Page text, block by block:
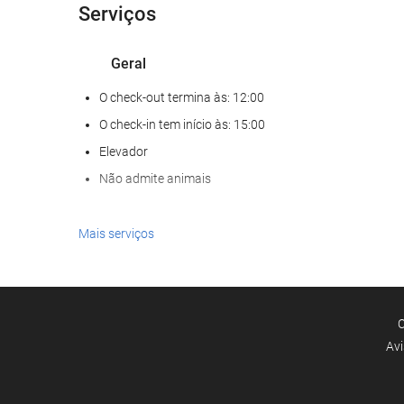
Serviços
Geral
O check-out termina às: 12:00
O check-in tem início às: 15:00
Elevador
Não admite animais
Serviços de receção
Depósito de bagagens
Mais serviços